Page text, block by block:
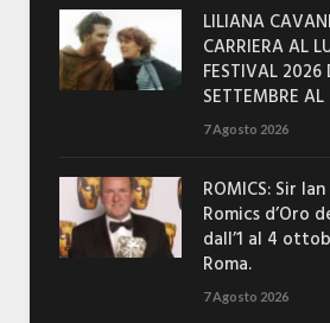
LILIANA
CARRIERA AL
FESTIVAL 2026
SETTEMBRE
7 Agosto 2026
ROMICS: Sir
Romics d’Oro
dall’1 al 4
Roma.
7 Agosto 2026